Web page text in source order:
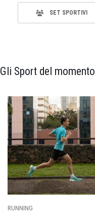
SET SPORTIVI
Gli Sport del momento
SPORT PARALIMPICI